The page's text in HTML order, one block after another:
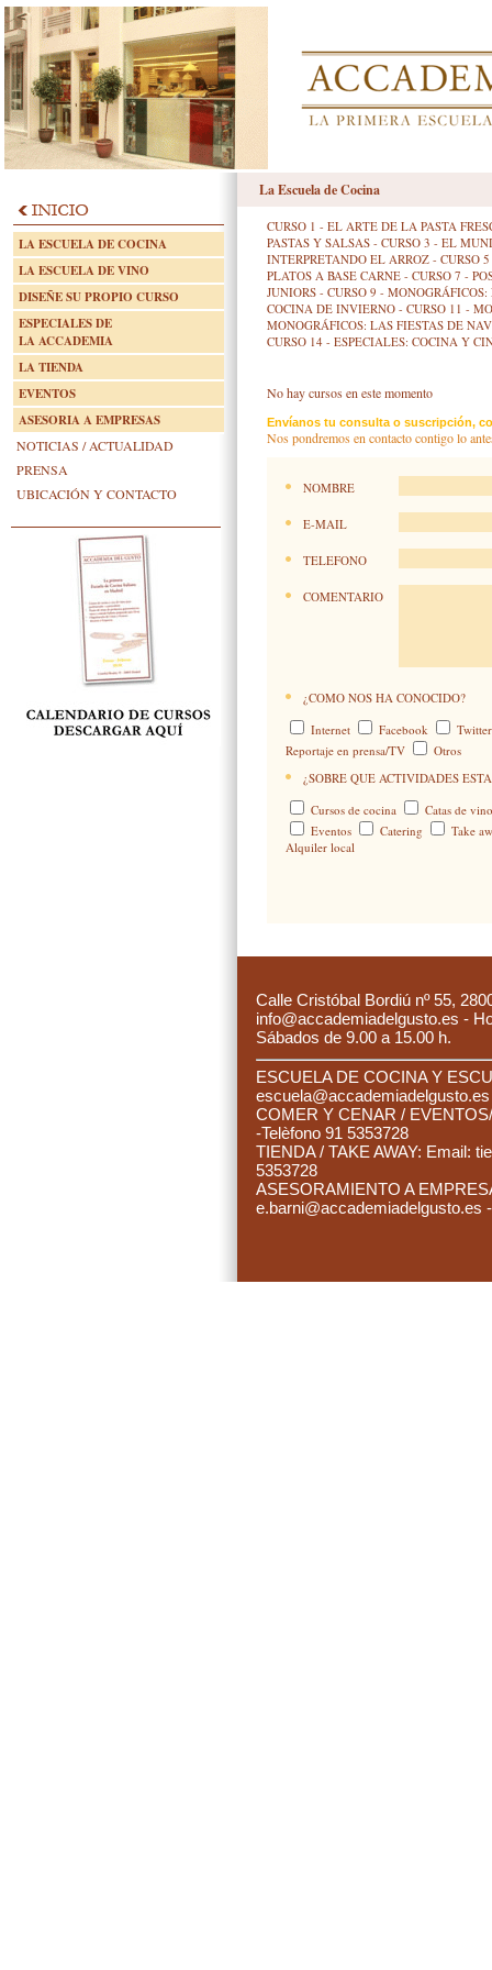
LA ESCUELA DE COCINA
LA ESCUELA DE VINO
DISEÑE SU PROPIO CURSO
ESPECIALES DE
LA ACCADEMIA
LA TIENDA
EVENTOS
ASESORIA A EMPRESAS
NOTICIAS / ACTUALIDAD
PRENSA
UBICACIÓN Y CONTACTO
La Escuela de Cocina
CURSO 1 - EL ARTE DE LA PASTA
PASTAS Y SALSAS - CURSO 3 - EL
INTERPRETANDO EL ARROZ - CURSO
PLATOS A BASE CARNE - CURSO 7 -
JUNIORS - CURSO 9 -
COCINA DE INVIERNO - CURSO 11 -
MONOGRÁFICOS: LAS FIESTAS DE
CURSO 14 - ESPECIALES: COCINA Y
No hay cursos en este momento
Envíanos tu consulta o suscripción,
Nos pondremos en contacto contigo lo
NOMBRE
E-MAIL
TELEFONO
COMENTARIO
¿COMO NOS HA CONOCIDO?
Internet
Facebook
Reportaje en prensa/TV
Otros
¿SOBRE QUE ACTIVIDADES
Cursos de cocina
Catas de
Eventos
Catering
Take
Alquiler local
Calle Cristóbal Bordiú nº 55,
info@accademiadelgusto.es -
Sábados de 9.00 a 15.00 h.
ESCUELA DE COCINA Y
es
COMER Y CENAR /
-Telèfono 91 5353728
TIENDA / TAKE AWAY: Email:
5353728
ASESORAMIENTO A
e.barni@accademiadelgusto.es